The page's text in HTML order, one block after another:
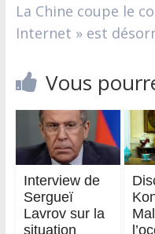
La Chine coupe le
Internet » est
Vous
Interview de
Sergueï
Lavrov sur la
situation